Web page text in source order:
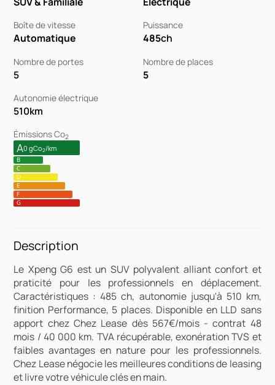
Boîte de vitesse
Automatique
Puissance
485ch
Nombre de portes
5
Nombre de places
5
Autonomie électrique
510km
Émissions Co2
A0 gCo2/km
B
C
D
E
F
G
Description
Le Xpeng G6 est un SUV polyvalent alliant confort et
praticité pour les professionnels en déplacement.
Caractéristiques : 485 ch, autonomie jusqu'à 510 km,
finition Performance, 5 places. Disponible en LLD sans
apport chez Chez Lease dès 567€/mois - contrat 48
mois / 40 000 km. TVA récupérable, exonération TVS et
faibles avantages en nature pour les professionnels.
Chez Lease négocie les meilleures conditions de leasing
et livre votre véhicule clés en main.